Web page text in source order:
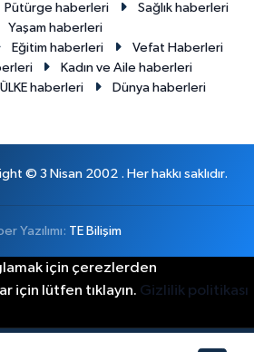
Pütürge haberleri
Sağlık haberleri
Yaşam haberleri
Eğitim haberleri
Vefat Haberleri
Kadın ve Aile haberleri
ÜLKE haberleri Dünya haberleri
© 3 Nisan 2002 . Her hakkı saklıdır.
Yazılımı: TE Bilişim
için çerezlerden
için lütfen tıklayın. Gizlilik politikası